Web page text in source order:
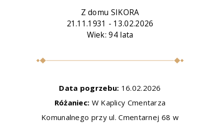
Z domu SIKORA
21.11.1931 - 13.02.2026
Wiek: 94 lata
Data pogrzebu: 16.02.2026
Różaniec: W Kaplicy Cmentarza
Komunalnego przy ul. Cmentarnej 68 w